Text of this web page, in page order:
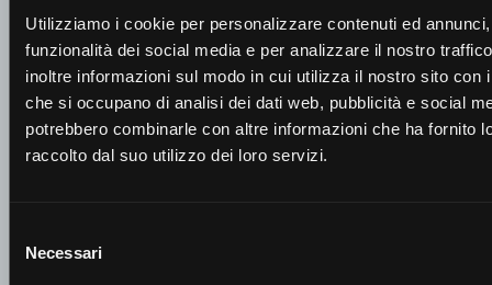
Utilizziamo i cookie per personalizzare contenuti ed
funzionalità dei social media e per analizzare il nostro
inoltre informazioni sul modo in cui utilizza il nostro sito con
che si occupano di analisi dei dati web, pubblicità e social
potrebbero combinarle con altre informazioni che ha fornito
raccolto dal suo utilizzo dei loro servizi.
delNecessari
Cep telefonu*
Adres*